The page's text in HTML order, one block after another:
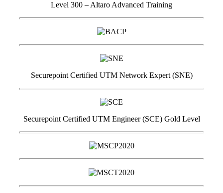
Level 300 – Altaro Advanced Training
Securepoint Certified UTM Network Expert (SNE)
Securepoint Certified UTM Engineer (SCE) Gold Level